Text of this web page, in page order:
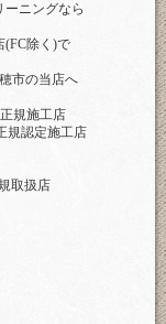
ニングなら
(FC除く)で
市の当店へ
規施工店
規認定施工店
取扱店